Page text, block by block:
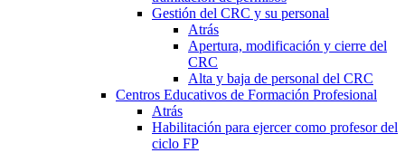
Gestión del CRC y su personal
Atrás
Apertura, modificación y cierre del
CRC
Alta y baja de personal del CRC
Centros Educativos de Formación Profesional
Atrás
Habilitación para ejercer como profesor del
ciclo FP